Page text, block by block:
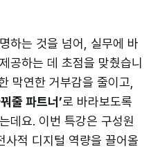
하는 것을 넘어, 실무에 바
공하는 데 초점을 맞췄습니
막연한 거부감을 줄이고,
줄 파트너’로 바라보도록
데요. 이번 특강은 구성원
적 디지털 역량을 끌어올